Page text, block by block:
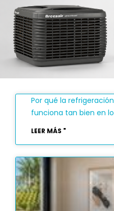
Por qué la
funciona tan bien en
LEER MÁS "